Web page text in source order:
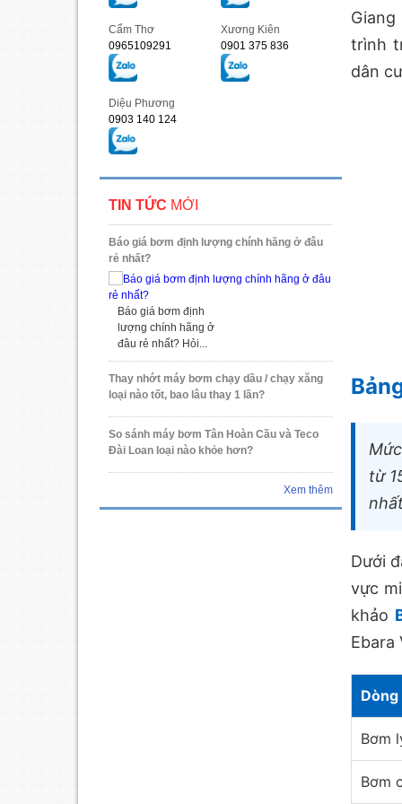
Cẩm Thơ
0965109291
Xương Kiên
0901 375 836
Diệu Phương
0903 140 124
TIN TỨC MỚI
Báo giá bơm định lượng chính hãng ở đâu
rẻ nhất?
Báo giá bơm định
lượng chính hãng ở
đâu rẻ nhất? Hỏi...
Thay nhớt máy bơm chạy dầu / chạy xăng
loại nào tốt, bao lâu thay 1 lần?
So sánh máy bơm Tân Hoàn Cầu và Teco
Đài Loan loại nào khỏe hơn?
Xem thêm
trình
dân
từ
Dưới
vực
khảo
Ebara
Dòng
Bơm
Bơm